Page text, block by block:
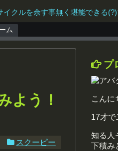
クルを余す事無く堪能できる(?)
ム
よう！
スクーピー
プ
こんに
17才で
知る人
下積み